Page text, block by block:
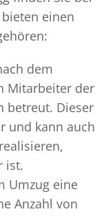
einen
dem
Mitarbeiter der
betreut. Dieser
und kann auch
ist.
Umzug eine
Anzahl von